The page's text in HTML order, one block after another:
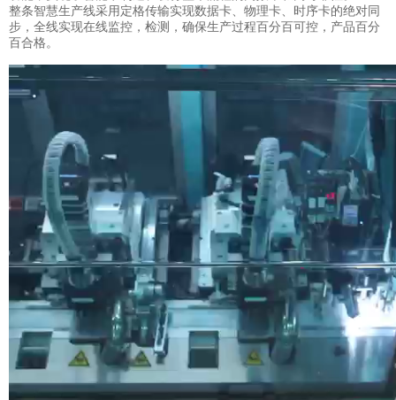
整条智慧生产线采用定格传输实现数据卡、物理卡、时序卡的绝对同
步，全线实现在线监控，检测，确保生产过程百分百可控，产品百分
百合格。